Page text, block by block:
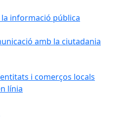
la informació pública
amb la ciutadania
i comerços locals
línia